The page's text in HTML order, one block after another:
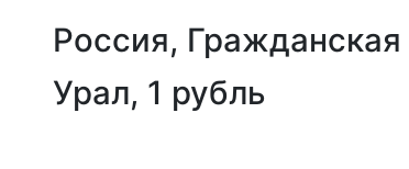
Россия, Гражданская
Урал, 1 рубль